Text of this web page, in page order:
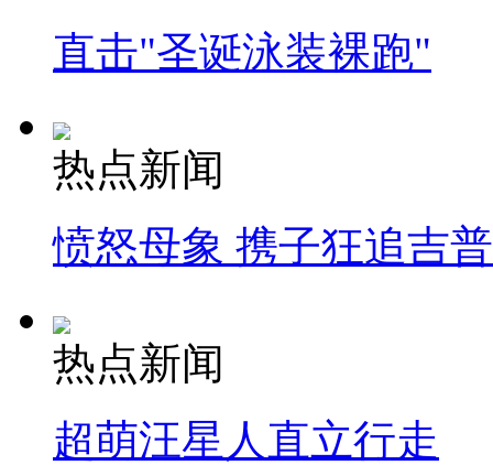
直击"圣诞泳装裸跑"
热点新闻
愤怒母象 携子狂追吉
热点新闻
超萌汪星人直立行走